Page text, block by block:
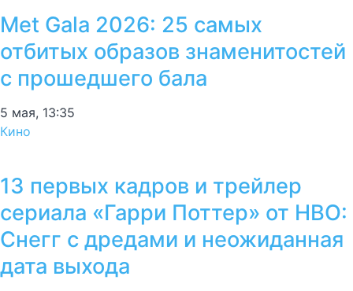
Met Gala 2026: 25 самых
отбитых образов знаменитостей
с прошедшего бала
5 мая, 13:35
Кино
13 первых кадров и трейлер
сериала «Гарри Поттер» от HBO:
Снегг с дредами и неожиданная
дата выхода